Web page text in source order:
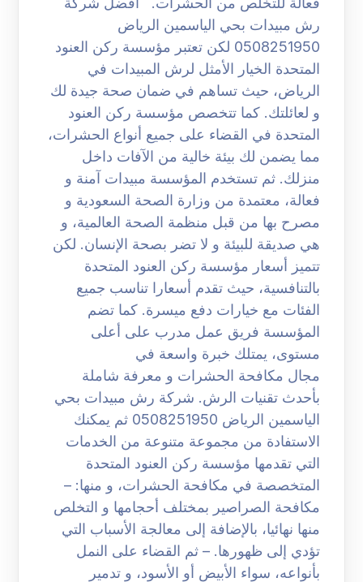
رش مبيدات بحي الياسمين الرياض
0508251950 لكن تعتبر مؤسسة ركن العنود
المتحدة الخيار الأمثل لرش المبيدات في
الرياض، حيث تساهم في ضمان صحة جيدة لك
و لعائلتك. كما تتخصص مؤسسة ركن العنود
المتحدة في القضاء على جميع أنواع الحشرات،
مما يضمن لك بيئة خالية من الآفات داخل
منزلك. ثم تستخدم المؤسسة مبيدات آمنة و
فعالة، معتمدة من وزارة الصحة السعودية و
مصرح بها من قبل منظمة الصحة العالمية، و
هي صديقة للبيئة و لا تضر بصحة الإنسان. لكن
تتميز أسعار مؤسسة ركن العنود المتحدة
بالتنافسية، حيث تقدم أسعارا تناسب جميع
الفئات مع خيارات دفع ميسرة. كما تضم
المؤسسة فريق عمل مدرب على أعلى
مستوى، يمتلك خبرة واسعة في
مجال مكافحة الحشرات و معرفة شاملة
بأحدث تقنيات الرش. شركة رش مبيدات بحي
الياسمين الرياض 0508251950 ثم يمكنك
الاستفادة من مجموعة متنوعة من الخدمات
التي تقدمها مؤسسة ركن العنود المتحدة
المتخصصة في مكافحة الحشرات، و منها: –
مكافحة الصراصير بمختلف أحجامها و التخلص
منها نهائيا، بالإضافة إلى معالجة الأسباب التي
تؤدي إلى ظهورها. – ثم القضاء على النمل
بأنواعه، سواء الأبيض أو الأسود، و تدمير